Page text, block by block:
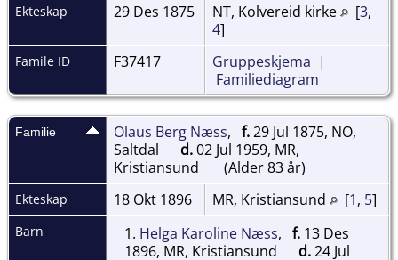
Ekteskap 29 Des 1875 NT, Kolvereid kirke [3,
4]
Famile ID F37417 Gruppeskjema |
Familiediagram
Familie Olaus Berg Næss, f.29 Jul 1875, NO,
Saltdal
d.02 Jul 1959, MR,
Kristiansund
(Alder 83 år)
Ekteskap 18 Okt 1896 MR, Kristiansund [1, 5]
Barn 1. Helga Karoline Næss, f. 13 Des
1896, MR, Kristiansund
d.24 Jul